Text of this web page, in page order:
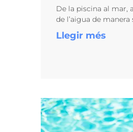
De la piscina al mar,
de l’aigua de
Llegir més